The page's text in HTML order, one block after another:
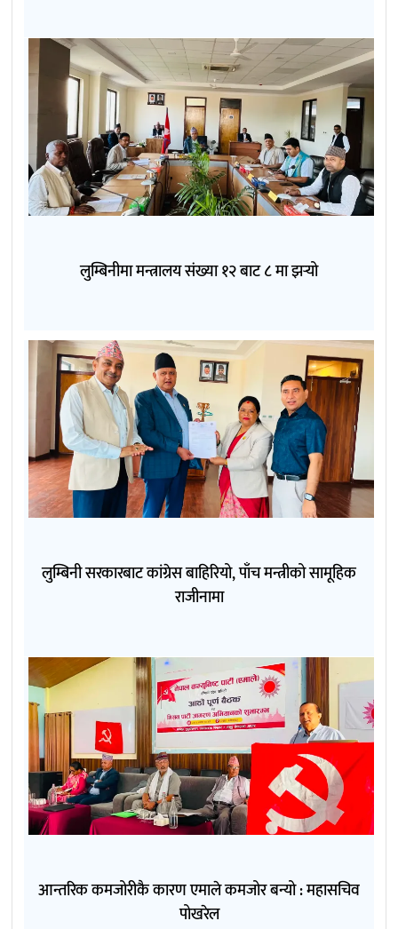
लुम्बिनीमा मन्त्रालय संख्या १२ बाट ८ मा झर्‍यो
लुम्बिनी सरकारबाट कांग्रेस बाहिरियो, पाँच मन्त्रीको सामूहिक
राजीनामा
आन्तरिक कमजोरीकै कारण एमाले कमजोर बन्यो : महासचिव
पोखरेल